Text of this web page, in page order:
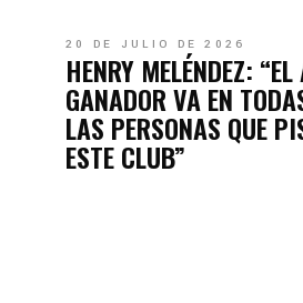
20 DE JULIO DE 2026
HENRY MELÉNDEZ: “EL
GANADOR VA EN
LAS PERSONAS QUE
ESTE CLUB”